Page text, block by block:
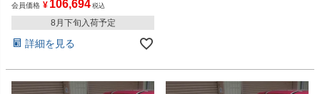
会員価格 ¥ 106,694 税込
8月下旬入荷予定
詳細を見る